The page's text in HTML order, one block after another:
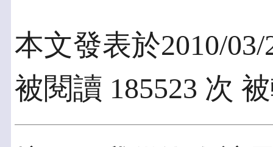
本文發表於2010/03/
被閱讀 185523 次